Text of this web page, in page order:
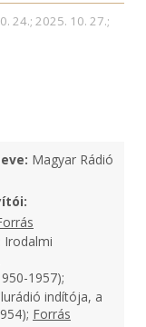
24.; 2025. 10. 27.;
Magyar Rádió
Irodalmi
1957);
indítója, a
Forrás